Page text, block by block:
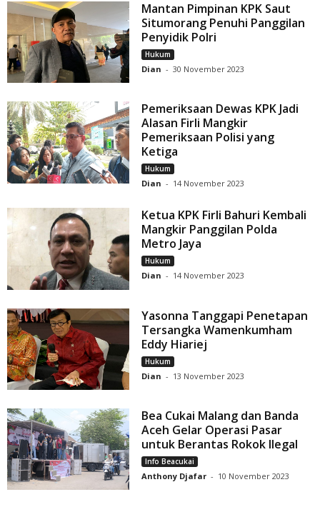
Mantan Pimpinan KPK Saut
Situmorang Penuhi Panggilan
Penyidik Polri
Hukum
Dian - 30 November 2023
Pemeriksaan Dewas KPK Jadi
Alasan Firli Mangkir
Pemeriksaan Polisi yang
Ketiga
Hukum
Dian - 14 November 2023
Ketua KPK Firli Bahuri Kembali
Mangkir Panggilan Polda
Metro Jaya
Hukum
Dian - 14 November 2023
Yasonna Tanggapi Penetapan
Tersangka Wamenkumham
Eddy Hiariej
Hukum
Dian - 13 November 2023
Bea Cukai Malang dan Banda
Aceh Gelar Operasi Pasar
untuk Berantas Rokok Ilegal
Info Beacukai
Anthony Djafar - 10 November 2023